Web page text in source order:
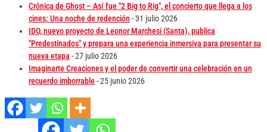
Crónica de Ghost – Así fue "2 Big to Rig", el concierto que llega a los
cines: Una noche de redención - 31 julio 2026
IDO, nuevo proyecto de Leonor Marchesi (Santa), publica
"Predestinados" y prepara una experiencia inmersiva para presentar su
nueva etapa - 27 julio 2026
Imaginarte Creaciones y el poder de convertir una celebración en un
recuerdo imborrable- 25 junio 2026